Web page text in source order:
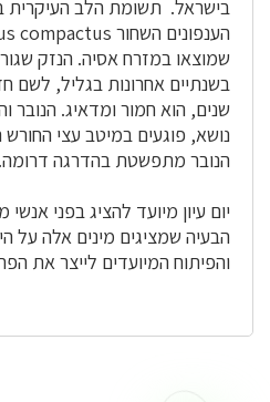
בישראל. תשומת הלב העיקרית
שמוצאו במזרח אסיה. הנזק
בשנתיים אחרונות בגליל, לשם
שנים, הוא חמור ומדאיג. הנובר
נושא, פוגעים במיטב עצי החורש
הנובר מתפשטת בהדרגה דרומה.
יום עיון מיועד להציג בפני
הבעיה שמציגים מינים אלה על
והפיתוח המיועדים לייצר את